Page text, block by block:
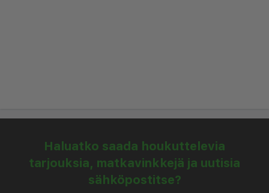
mukavuuksia, kuten 24 tunnin vastaanoton,
matkatavaroiden säilytyksen ja
lentokenttäkuljetuspalvelut. Olitpa matkustamassa
Haluatko saada houkuttelevia
tarjouksia, matkavinkkejä ja uutisia
sähköpostitse?